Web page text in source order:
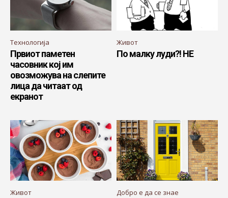
Технологија
Првиот паметен
часовник кој им
овозможува на слепите
лица да читаат од
екранот
Живот
По малку луди?! НЕ
Живот Добро е да се знае